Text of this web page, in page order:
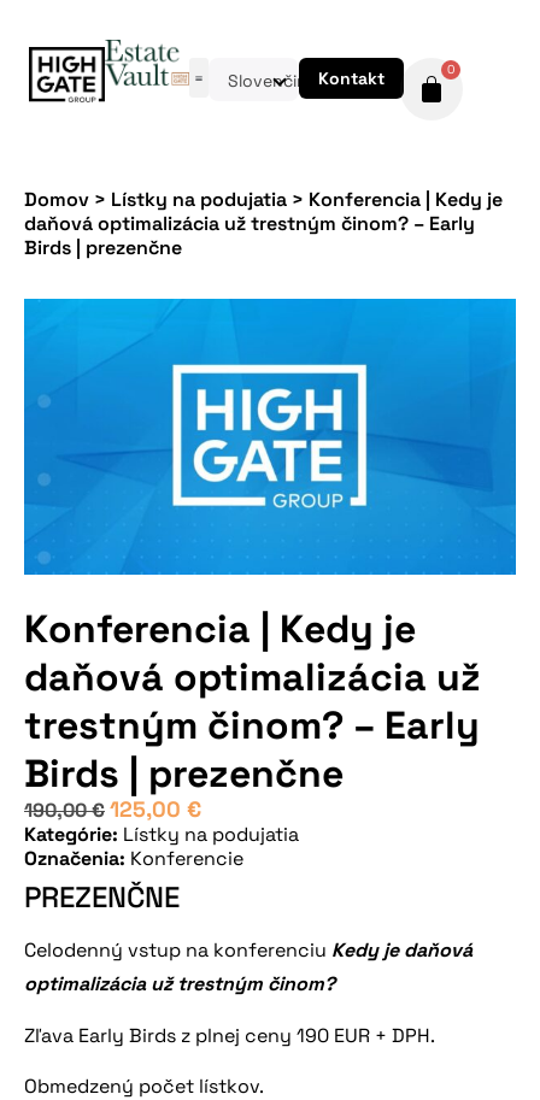
Slovenčina Kontakt 0
Domov > Lístky na podujatia > Konferencia | Kedy je
daňová optimalizácia už trestným činom? – Early
Birds | prezenčne
Konferencia | Kedy je
daňová optimalizácia už
trestným činom? – Early
Birds | prezenčne
190,00€125,00 €
Kategórie: Lístky na podujatia
Označenia: Konferencie
PREZENČNE
Celodenný vstup na konferenciu Kedy je daňová
optimalizácia už trestným činom?
Zľava Early Birds z plnej ceny 190 EUR + DPH.
Obmedzený počet lístkov.